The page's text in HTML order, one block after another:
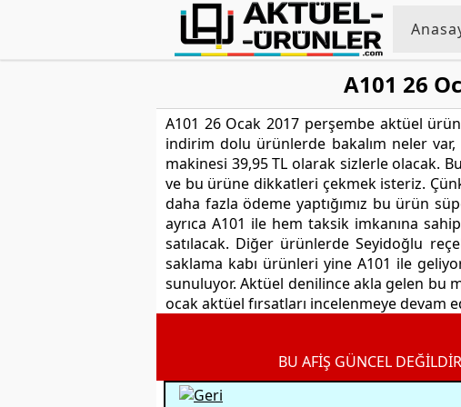
A101 26
A101 26 Ocak 2017 perşembe aktüel
indirim dolu ürünlerde bakalım neler var,
makinesi 39,95 TL olarak sizlerle olacak.
ve bu ürüne dikkatleri çekmek isteriz.
daha fazla ödeme yaptığımız bu ürün
ayrıca A101 ile hem taksik imkanına
satılacak. Diğer ürünlerde Seyidoğlu
saklama kabı ürünleri yine A101 ile
sunuluyor. Aktüel denilince akla gelen bu
ocak aktüel fırsatları incelenmeye devam
BU AFİŞ GÜNCEL